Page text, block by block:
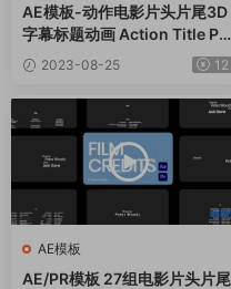
AE模板-动作电影片头片尾3D
字幕标题动画 Action Title Pr
o 2023-08-25 12
AE模板
AE/PR模板 27组电影片头片尾